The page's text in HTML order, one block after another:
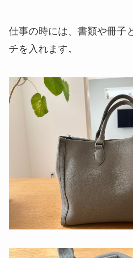
仕事の時には、書類や冊子
チを入れます。